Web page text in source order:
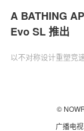
A BATHING
Evo SL 推出
以不对称设计重塑竞
©
广播电